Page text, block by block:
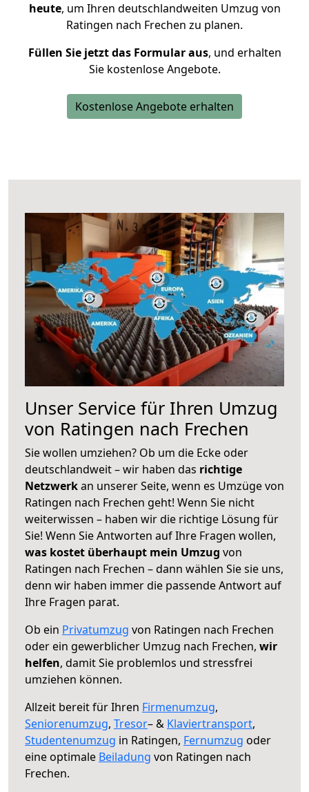
heute, um Ihren deutschlandweiten Umzug von
Ratingen nach Frechen zu planen.
Füllen Sie jetzt das Formular aus, und erhalten
Sie kostenlose Angebote.
Kostenlose Angebote erhalten
Unser Service für Ihren Umzug
von Ratingen nach Frechen
Sie wollen umziehen? Ob um die Ecke oder
deutschlandweit – wir haben das richtige
Netzwerkan unserer Seite, wenn es Umzüge von
Ratingen nach Frechen geht! Wenn Sie nicht
weiterwissen – haben wir die richtige Lösung für
Sie! Wenn Sie Antworten auf Ihre Fragen wollen,
was kostet überhaupt mein Umzug von
Ratingen nach Frechen – dann wählen Sie sie uns,
denn wir haben immer die passende Antwort auf
Ihre Fragen parat.
Ob ein Privatumzug von Ratingen nach Frechen
oder ein gewerblicher Umzug nach Frechen, wir
helfen, damit Sie problemlos und stressfrei
umziehen können.
Allzeit bereit für Ihren Firmenumzug,
Seniorenumzug, Tresor– & Klaviertransport,
Studentenumzug in Ratingen, Fernumzug oder
eine optimale Beiladung von Ratingen nach
Frechen.